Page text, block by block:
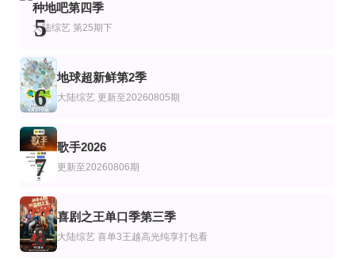
密室大逃脱第8季大神版
大张伟,许凯,周笔畅,彭昱畅,张真源,陈哲远
明星大侦探之明侦探学院第1季
蒲熠星,周峻纬,唐九洲,齐思钧,石凯,郭文韬,邵明明
我来到你的家乡
5
种地吧第四季
大陆综艺 第25期下
6
地球超新鲜第2季
大陆综艺 更新至20260805期
7
歌手2026
更新至20260806期
8
喜剧之王单口季第三季
大陆综艺 喜单3王越高光纯享打包看